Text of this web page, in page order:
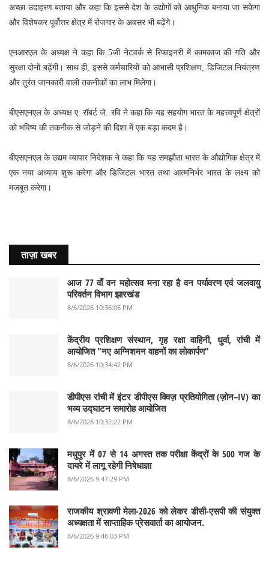
अच्छा उदाहरण बताया और कहा कि इससे देश के उद्योगों को आधुनिक बनाया जा सकेगा
और विशेषकर पूर्वोत्तर क्षेत्र में रोजगार के अवसर भी बढ़ेंगे।
एनआरएल के अध्यक्ष ने कहा कि 5जी नेटवर्क से रिफाइनरी में कामकाज की गति और
सुरक्षा दोनों बढ़ेंगी। साथ ही, इससे कर्मचारियों को आभासी प्रशिक्षण, डिजिटल नियंत्रण
और तुरंत जानकारी वाली तकनीकों का लाभ मिलेगा।
बीएसएनएल के अध्यक्ष ए. रॉबर्ट जे. रवि ने कहा कि यह सहयोग भारत के महत्त्वपूर्ण क्षेत्रों
को भविष्य की तकनीक से जोड़ने की दिशा में एक बड़ा कदम है।
बीएसएनएल के उद्यम व्यापार निदेशक ने कहा कि यह समझौता भारत के औद्योगिक क्षेत्र में
एक नया अध्याय शुरू करेगा और डिजिटल भारत तथा आत्मनिर्भर भारत के लक्ष्य को
मजबूत करेगा।
ताज़ा खबर
आज 77 वाँ वन महोत्सव मना रहा है वन पर्यावरण एवं जलवायु
परिवर्तन विभाग झारखंड
8/6/2026 10:36:06 PM
केंद्रीय प्रशिक्षण संस्थान, गृह रक्षा वाहिनी, धुर्वा, रांची में
आयोजित "नए अग्निशमन वाहनों का लोकार्पण"
8/6/2026 10:34:42 PM
डीपीएस रांची में इंटर डीपीएस क्विज़ प्रतियोगिता (ज़ोन–IV) का
भव्य उद्घाटन समारोह आयोजित
8/6/2026 10:32:22 PM
मधुपुर में 07 से 14 अगस्त तक परीक्षा केंद्रों के 500 गज के
दायरे में लागू रहेगी निषेधाज्ञा
8/6/2026 9:47:29 PM
राजकीय श्रावणी मेला-2026 को लेकर डीसी-एसपी की संयुक्त
अध्यक्षता में साप्ताहिक प्रेसवार्ता का आयोजन.
8/6/2026 9:46:03 PM